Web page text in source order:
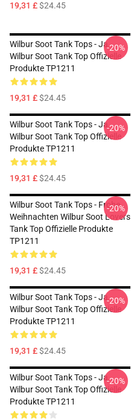
19,31 £$24.45
Wilbur Soot Tank Tops - Ja.
Wilbur Soot Tank Top Offizielle
Produkte TP1211
19,31 £$24.45
-20%
Wilbur Soot Tank Tops - Ja.
Wilbur Soot Tank Top Offizielle
Produkte TP1211
19,31 £$24.45
-20%
Wilbur Soot Tank Tops - Frohe
Weihnachten Wilbur Soot Lovers
Tank Top Offizielle Produkte
TP1211
19,31 £$24.45
-20%
Wilbur Soot Tank Tops - Ja.
Wilbur Soot Tank Top Offizielle
Produkte TP1211
19,31 £$24.45
-20%
Wilbur Soot Tank Tops - Ja.
Wilbur Soot Tank Top Offizielle
Produkte TP1211
-20%